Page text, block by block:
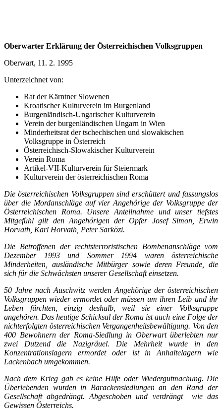
Oberwarter Erklärung der Österreichischen Volksgruppen
Oberwart, 11. 2. 1995
Unterzeichnet von:
Rat der Kärntner Slowenen
Kroatischer Kulturverein im Burgenland
Burgenländisch-Ungarischer Kulturverein
Verein der burgenländischen Ungarn in Wien
Minderheitsrat der tschechischen und slowakischen
Volksgruppe in Österreich
Österreichisch-Slowakischer Kulturverein
Verein Roma
Artikel-VII-Kulturverein für Steiermark
Kulturverein der österreichischen Roma
Die österreichischen Volksgruppen sind erschüttert und fassungslos
über die Mordanschläge auf vier Angehörige der Volksgruppe der
Österreichischen Roma. Unsere Anteilnahme und unser tiefstes
Mitgefühl gilt den Angehörigen der Opfer Josef Simon, Erwin
Horvath, Karl Horvath, Peter Sarközi.
Die Betroffenen der rechtsterroristischen Bombenanschläge vom
Dezember 1993 und Sommer 1994 waren österreichische
Minderheiten, ausländische Mitbürger sowie deren Freunde, die
sich für die Schwächsten unserer Gesellschaft einsetzen.
50 Jahre nach Auschwitz werden Angehörige der österreichischen
Volksgruppen wieder ermordet oder müssen um ihren Leib und ihr
Leben fürchten, einzig deshalb, weil sie einer Volksgruppe
angehören. Das heutige Schicksal der Roma ist auch eine Folge der
nichterfolgten österreichischen Vergangenheitsbewältigung. Von den
400 Bewohnern der Roma-Siedlung in Oberwart überlebten nur
zwei Dutzend die Nazigräuel. Die Mehrheit wurde in den
Konzentrationslagern ermordet oder ist in Anhaltelagern wie
Lackenbach umgekommen.
Nach dem Krieg gab es keine Hilfe oder Wiedergutmachung. Die
Überlebenden wurden in Barackensiedlungen an den Rand der
Gesellschaft abgedrängt. Abgeschoben und verdrängt ­ wie das
Gewissen Österreichs.